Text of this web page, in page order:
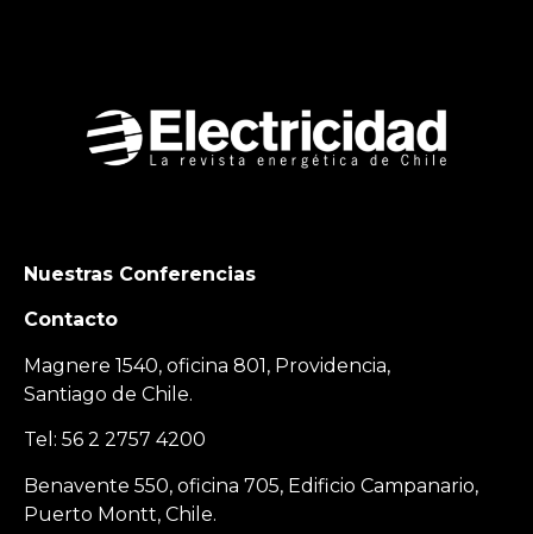
Nuestras Conferencias
Contacto
Magnere 1540, oficina 801, Providencia,
Santiago de Chile.
Tel: 56 2 2757 4200
Benavente 550, oficina 705, Edificio Campanario,
Puerto Montt, Chile.